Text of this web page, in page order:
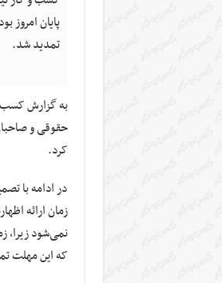
پایان امروز
تمدید شد.
به گزارش کسب
کرد.
زمان ارائه
که این مهلت